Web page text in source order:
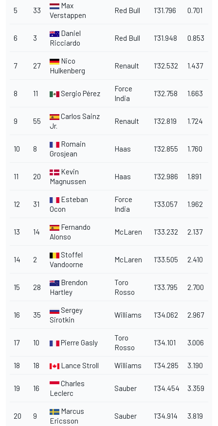
5 33
Max
Verstappen
Red Bull 1'31.796 0.701
6 3
Daniel
Ricciardo
Red Bull 1'31.948 0.853
7 27
Nico
Hulkenberg
Renault 1'32.532 1.437
8 11 Sergio Pérez
Force
India
1'32.758 1.663
9 55
Carlos Sainz
Jr.
Renault 1'32.819 1.724
10 8
Romain
Grosjean
Haas 1'32.855 1.760
11 20
Kevin
Magnussen
Haas 1'32.986 1.891
12 31
Esteban
Ocon
Force
India
1'33.057 1.962
13 14
Fernando
Alonso
McLaren 1'33.232 2.137
14 2
Stoffel
Vandoorne
McLaren 1'33.505 2.410
15 28
Brendon
Hartley
Toro
Rosso
1'33.795 2.700
16 35
Sergey
Sirotkin
Williams 1'34.062 2.967
17 10 Pierre Gasly
Toro
Rosso
1'34.101 3.006
18 18 Lance Stroll Williams 1'34.285 3.190
19 16
Charles
Leclerc
Sauber 1'34.454 3.359
20 9
Marcus
Ericsson
Sauber 1'34.914 3.819